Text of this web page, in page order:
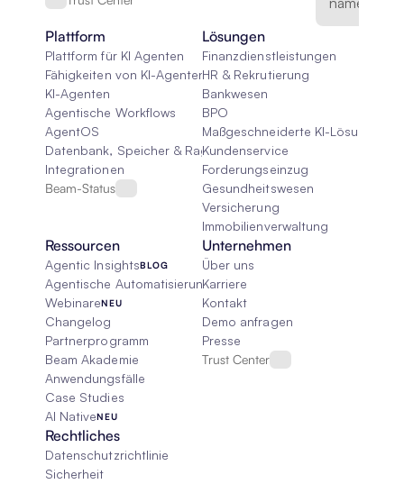
Plattform
Plattform für KI Agenten
Fähigkeiten von KI-Agenten
KI-Agenten
Agentische Workflows
AgentOS
Datenbank, Speicher & Rag
Integrationen
Beam-Status
Lösungen
Finanzdienstleistungen
HR & Rekrutierung
Bankwesen
BPO
Maßgeschneiderte KI-Lösungen
Kundenservice
Forderungseinzug
Gesundheitswesen
Versicherung
Immobilienverwaltung
Ressourcen
Agentic InsightsBLOG
Agentische Automatisierung 101
WebinareNEU
Changelog
Partnerprogramm
Beam Akademie
Anwendungsfälle
Case Studies
AI NativeNEU
Unternehmen
Über uns
Karriere
Kontakt
Demo anfragen
Presse
Trust Center
Rechtliches
Datenschutzrichtlinie
Sicherheit